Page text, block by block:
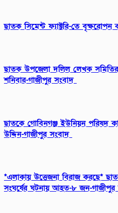
ছাতক সিমেন্ট ফ্যাক্টরি-তে বৃক্ষরোপন
ছাতক উপজেলা দলিল লেখক সমিতির
শনিবার-গাজীপুর সংবাদ
ছাতকে গোবিনগঞ্জ ইউনিয়ন পরিষদ
উদ্দিন-গাজীপুর সংবাদ
*এলাকায় উত্তেজনা বিরাজ করছে*
সংঘর্ষের ঘটনায় আহত-৮ জন-গাজীপুর